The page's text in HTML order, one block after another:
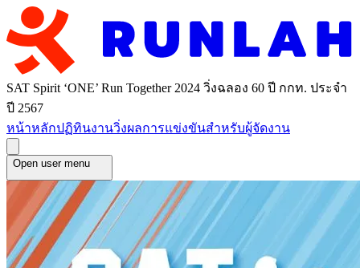
SAT Spirit ‘ONE’ Run Together 2024 วิ่งฉลอง 60 ปี กกท. ประจำ
ปี 2567
หน้าหลักปฏิทินงานวิ่งผลการแข่งขันสำหรับผู้จัดงาน
Open user menu